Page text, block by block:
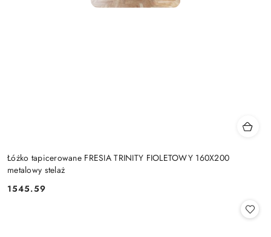
Łóżko tapicerowane FRESIA TRINITY FIOLETOWY 160X200
metalowy stelaż
Cena:
1545.59